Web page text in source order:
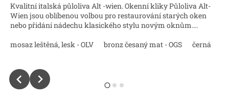
nikl perla chrom lesk mosaz natural
Kvalitní italská půloliva Alt -wien. Okenní kliky Půloliva Alt-
Wien jsou oblíbenou volbou pro restaurování starých oken
nebo přidání nádechu klasického stylu novým oknům....
mosaz leštěná, lesk - OLV
bronz česaný mat - OGS černá